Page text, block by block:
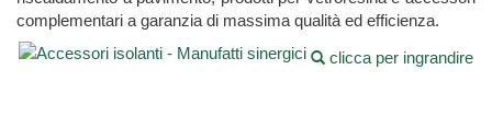
complementari a garanzia di massima qualità ed efficienza.
clicca per ingrandire